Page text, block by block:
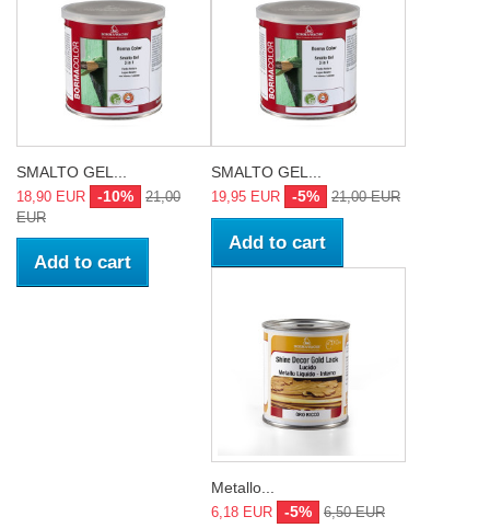
SMALTO GEL...
18,90 EUR -10%
21,00
EUR
Add to cart
SMALTO GEL...
19,95 EUR -5% 21,00 EUR
Add to cart
Metallo...
6,18 EUR -5% 6,50 EUR